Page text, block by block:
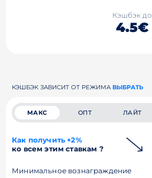
Кэшбэк до
4.5€
КЭШБЭК ЗАВИСИТ ОТ РЕЖИМА ВЫБРАТЬ
МАКС ОПТ ЛАЙТ
Как получить +2%
ко всем этим ставкам ?
Минимальное вознаграждение